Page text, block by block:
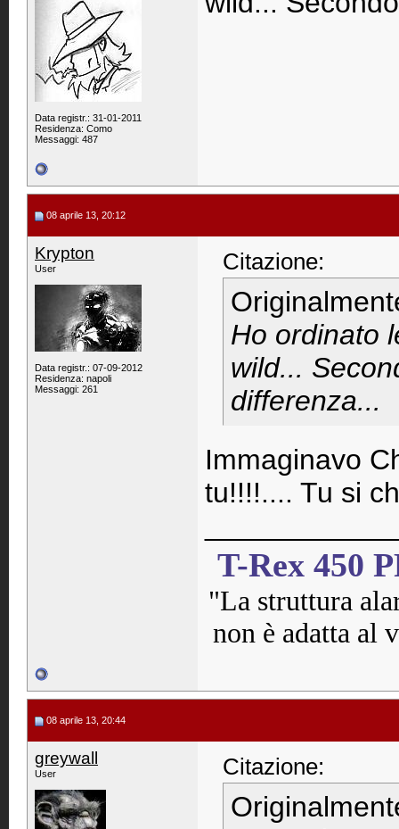
Data registr.: 31-01-2011
Residenza: Como
Messaggi: 487
08 aprile 13, 20:12
Krypton
User
Data registr.: 07-09-2012
Residenza: napoli
Messaggi: 261
Citazione:
Ho ordinato
wild...
differenza...
Immaginavo
tu!!!!.... Tu si
T-Rex 450
"La struttura
non è adatta al
08 aprile 13, 20:44
greywall
User Citazione: